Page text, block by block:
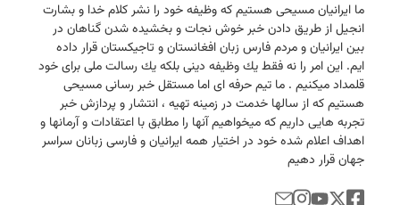
ما ایرانیان مسیحی هستیم كه وظیفه خود را نشر كلام خدا و بشارت
انجیل از طریق دادن خبر خوش نجات و بخشیده شدن گناهان در
بین ایرانیان و مردم فارس زبان افغانستان و تاجیكستان قرار داده
ایم. این امر را نه فقط یك وظیفه دینی بلكه یك رسالت ملی برای خود
قلمداد میكنیم . ما تیم حرفه ای اما مستقل خبر رسانی مسیحی
هستیم كه از سالها خدمت در زمینه تهیه ، انتشار و پردازش خبر
تجربه هایی داریم كه میخواهیم آنها را مطابق با اعتقادات و آرمانها و
اهداف اعلام شده خود در اختیار همه ایرانیان و فارسی زبانان سراسر
جهان قرار دهیم